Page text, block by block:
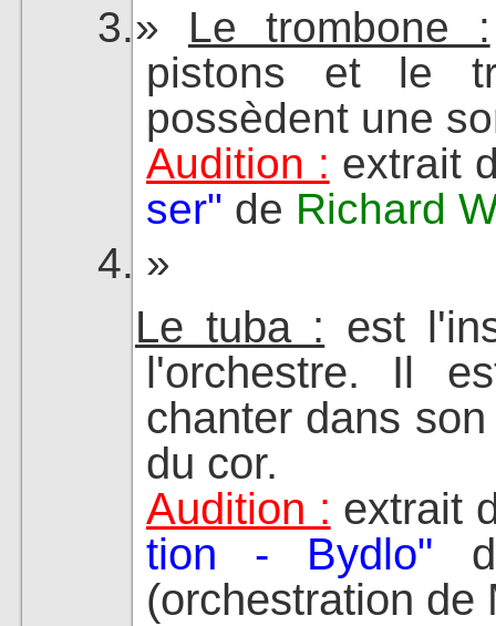
Le trombone :
pistons et le
possèdent une
Audition : extrait
ser" de Richard
Le tuba : est
l'orchestre. Il
chanter dans
du cor.
Audition : extrait
tion - Bydlo"
(orchestration de